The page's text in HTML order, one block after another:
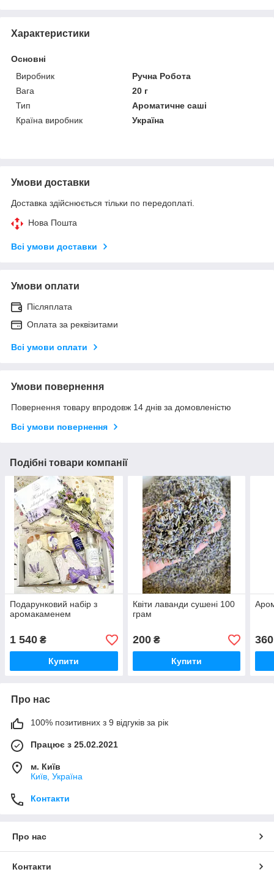
Характеристики
Основні
Виробник
Ручна Робота
Вага
20 г
Тип
Ароматичне саші
Країна виробник
Україна
Умови доставки
Доставка здійснюється тільки по передоплаті.
Нова Пошта
Всі умови доставки
Умови оплати
Післяплата
Оплата за реквізитами
Всі умови оплати
Умови повернення
Повернення товару впродовж 14 днів за домовленістю
Всі умови повернення
Подібні товари компанії
Подарунковий набір з
аромакаменем
1 540 ₴
Купити
Квіти лаванди сушені 100
грам
200₴
Купити
360
Про нас
100% позитивних з 9 відгуків за рік
Працює з 25.02.2021
м. Київ
Київ, Україна
Контакти
Про нас
Контакти